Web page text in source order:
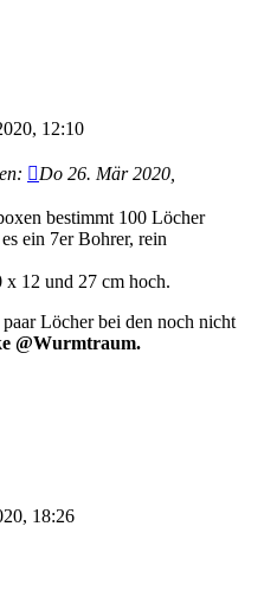
12:10
Do 26. Mär 2020,
bestimmt 100 Löcher
ein 7er Bohrer, rein
12 und 27 cm hoch.
Löcher bei den noch nicht
@Wurmtraum.
18:26